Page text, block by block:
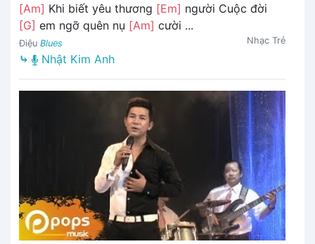
[Am] Khi biết yêu thương [Em] người Cuộc đời
[G] em ngỡ quên nụ [Am] cười ...
Điệu Blues Nhạc Trẻ
⤷ Nhật Kim Anh